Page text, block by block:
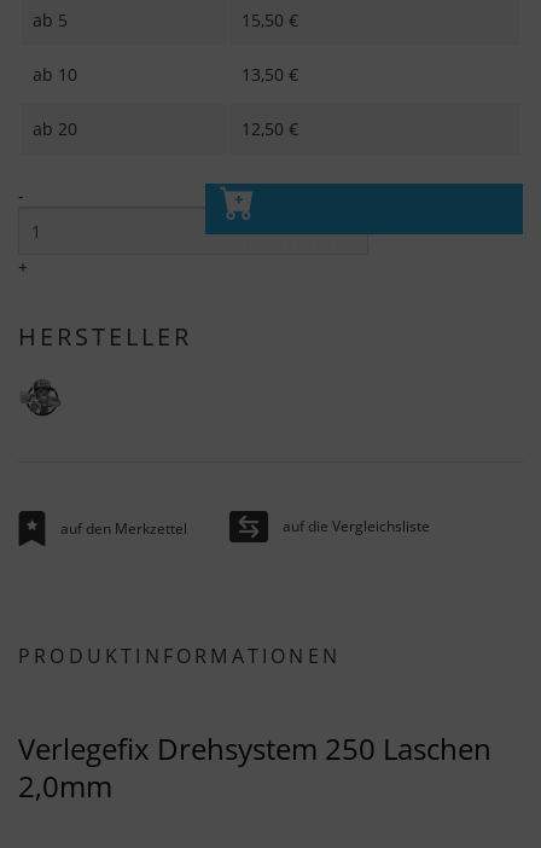
ab 5 15,50 €
ab 10 13,50 €
ab 20 12,50 €
-
+
In den Warenkorb
HERSTELLER
auf den Merkzettel auf die Vergleichsliste
PRODUKTINFORMATIONEN
Verlegefix Drehsystem 250 Laschen
2,0mm